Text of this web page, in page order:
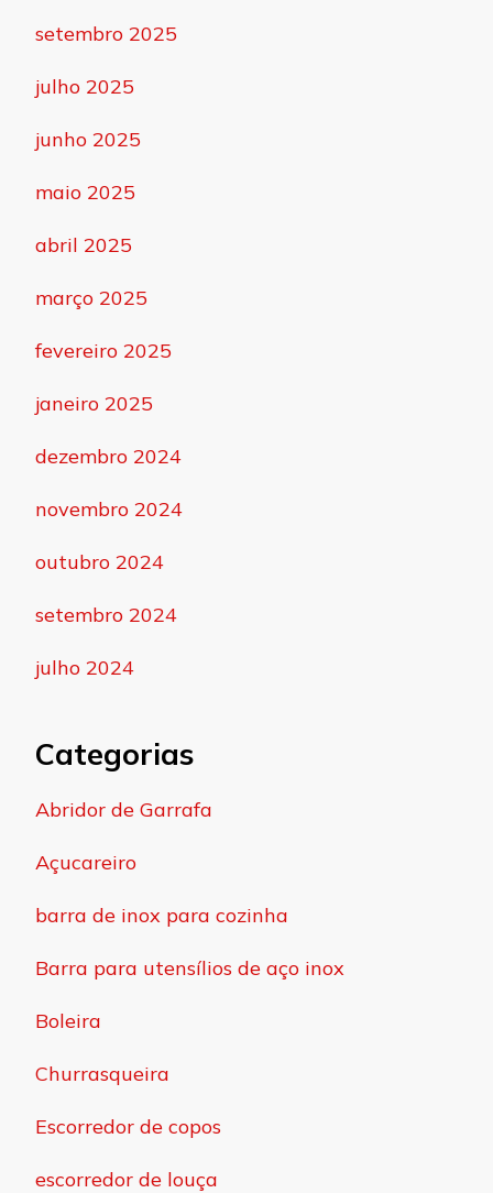
setembro 2025
julho 2025
junho 2025
maio 2025
abril 2025
março 2025
fevereiro 2025
janeiro 2025
dezembro 2024
novembro 2024
outubro 2024
setembro 2024
julho 2024
Categorias
Abridor de Garrafa
Açucareiro
barra de inox para cozinha
Barra para utensílios de aço inox
Boleira
Churrasqueira
Escorredor de copos
escorredor de louça